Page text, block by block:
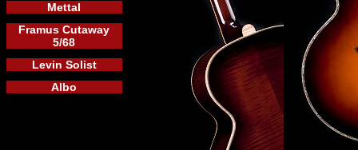
Mettal
Framus Cutaway
5/68
Levin Solist
Albo